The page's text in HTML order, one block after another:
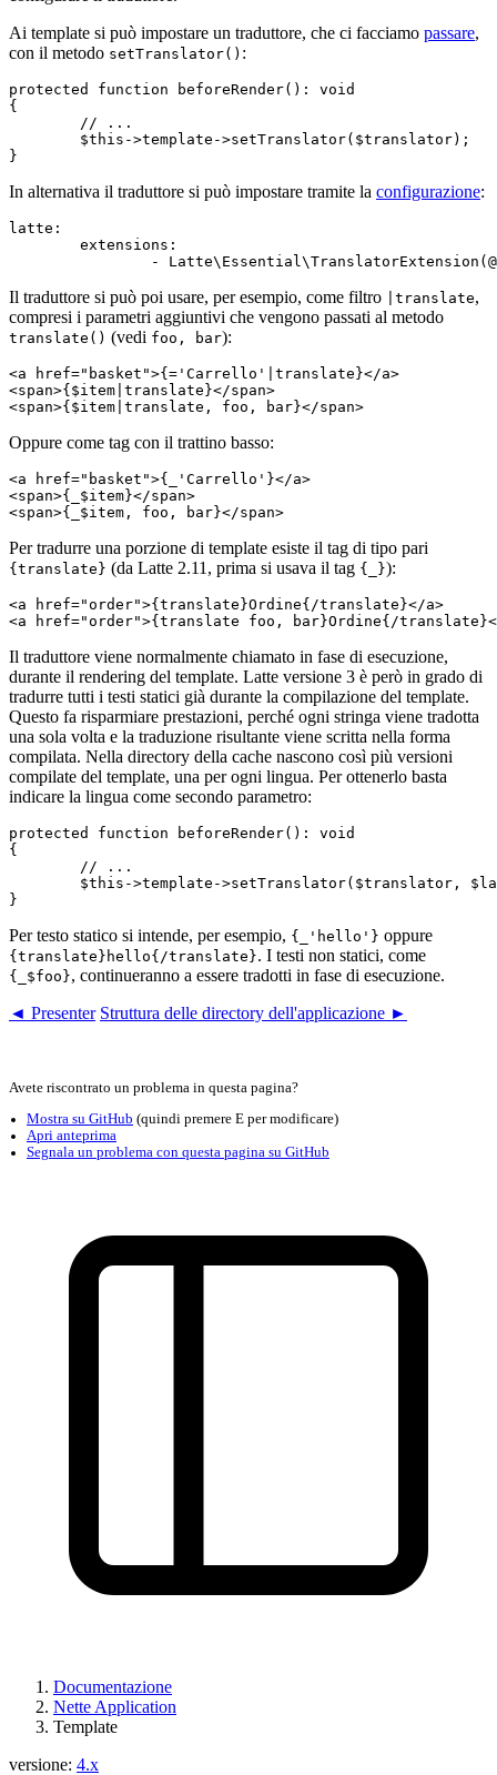
Ai template si può impostare un traduttore, che ci facciamo passare,
con il metodo setTranslator() :
protected function beforeRender(): void
{
In alternativa il traduttore si può impostare tramite la configurazione:
latte:
Il traduttore si può poi usare, per esempio, come filtro |translate,
compresi i parametri aggiuntivi che vengono passati al metodo
translate() (vedi foo, bar):
<a href="basket">{='Carrello'|translate}</a>
<span>{$item|translate}</span>
Oppure come tag con il trattino basso:
<a href="basket">{_'Carrello'}</a>
<span>{_$item}</span>
Per tradurre una porzione di template esiste il tag di tipo pari
{translate} (da Latte 2.11, prima si usava il tag {_}):
<a href="order">{translate}Ordine{/translate}</a>
Il traduttore viene normalmente chiamato in fase di esecuzione,
durante il rendering del template. Latte versione 3 è però in grado di
tradurre tutti i testi statici già durante la compilazione del template.
Questo fa risparmiare prestazioni, perché ogni stringa viene tradotta
una sola volta e la traduzione risultante viene scritta nella forma
compilata. Nella directory della cache nascono così più versioni
compilate del template, una per ogni lingua. Per ottenerlo basta
indicare la lingua come secondo parametro:
protected function beforeRender(): void
{
Per testo statico si intende, per esempio, {_'hello'} oppure
{translate}hello{/translate}. I testi non statici, come
{_$foo}, continueranno a essere tradotti in fase di esecuzione.
◄ Presenter Struttura delle directory dell'applicazione ►
Documentazione
Nette Application
Template
versione: 4.x